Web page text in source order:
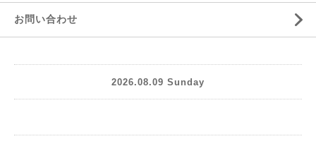
お問い合わせ
2026.08.09 Sunday